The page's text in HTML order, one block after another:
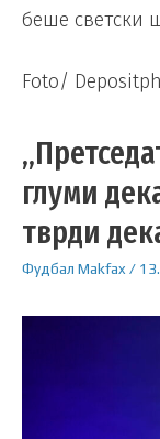
беше светски
Foto/
глуми
тврди
Фудбал Makfax /